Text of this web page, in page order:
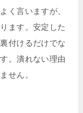
く言いますが、
ます。安定した
付けるだけでな
。潰れない理由
せん。